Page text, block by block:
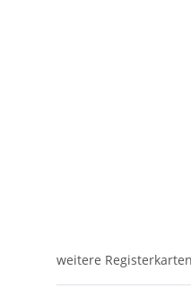
weitere